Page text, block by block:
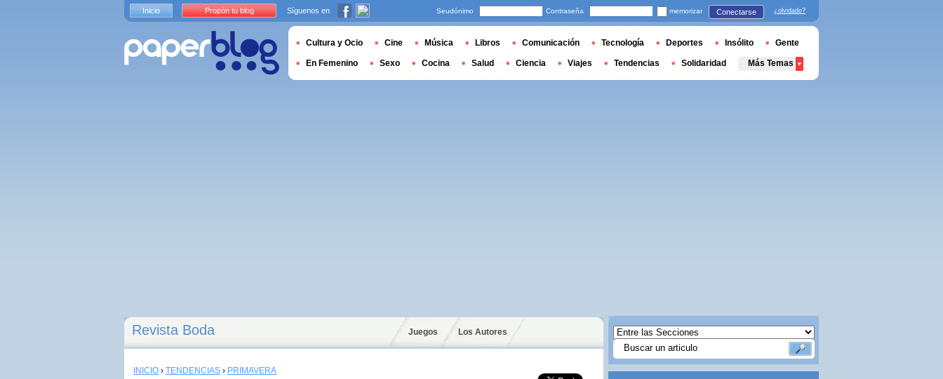
Revista Boda Juegos Los Autores
INICIO › TENDENCIAS › PRIMAVERA
Inicio Propón tu blog Síguenos en Seudónimo Contraseña memorizar Conectarse ¿olvidado?
Cultura y Ocio Cine Música Libros Comunicación Tecnología Deportes Insólito Gente
En Femenino Sexo Cocina Salud Ciencia Viajes Tendencias Solidaridad Más Temas